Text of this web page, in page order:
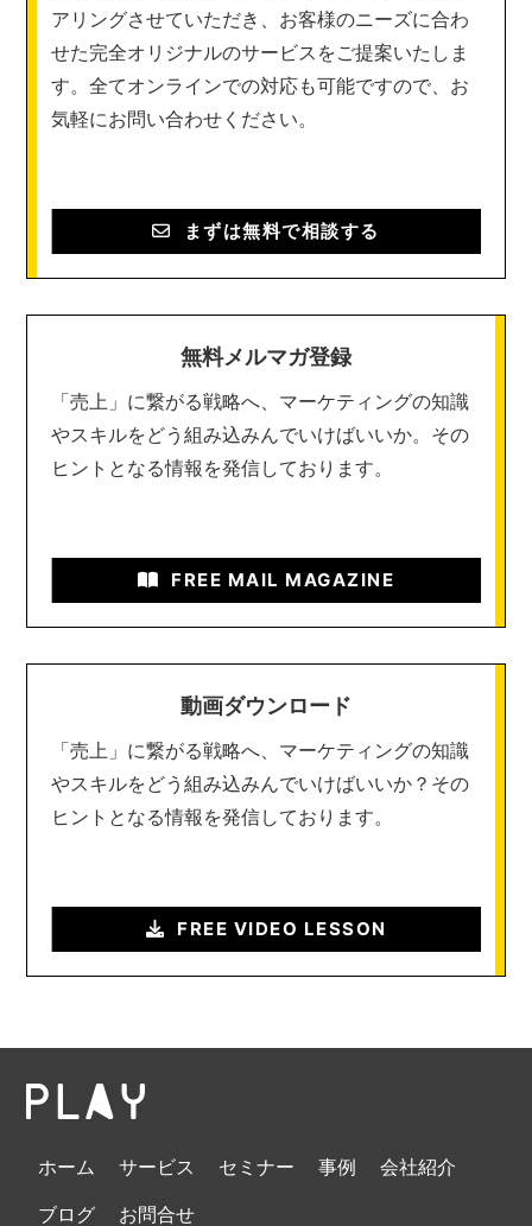
アリングさせていただき、お客様のニーズに合わ
せた完全オリジナルのサービスをご提案いたしま
す。全てオンラインでの対応も可能ですので、お
気軽にお問い合わせください。
まずは無料で相談する
無料メルマガ登録
「売上」に繋がる戦略へ、マーケティングの知識
やスキルをどう組み込みんでいけばいいか。その
ヒントとなる情報を発信しております。
FREE MAIL MAGAZINE
動画ダウンロード
「売上」に繋がる戦略へ、マーケティングの知識
やスキルをどう組み込みんでいけばいいか？その
ヒントとなる情報を発信しております。
FREE VIDEO LESSON
ホーム サービス セミナー 事例
会社紹介
ブログ
お問合せ